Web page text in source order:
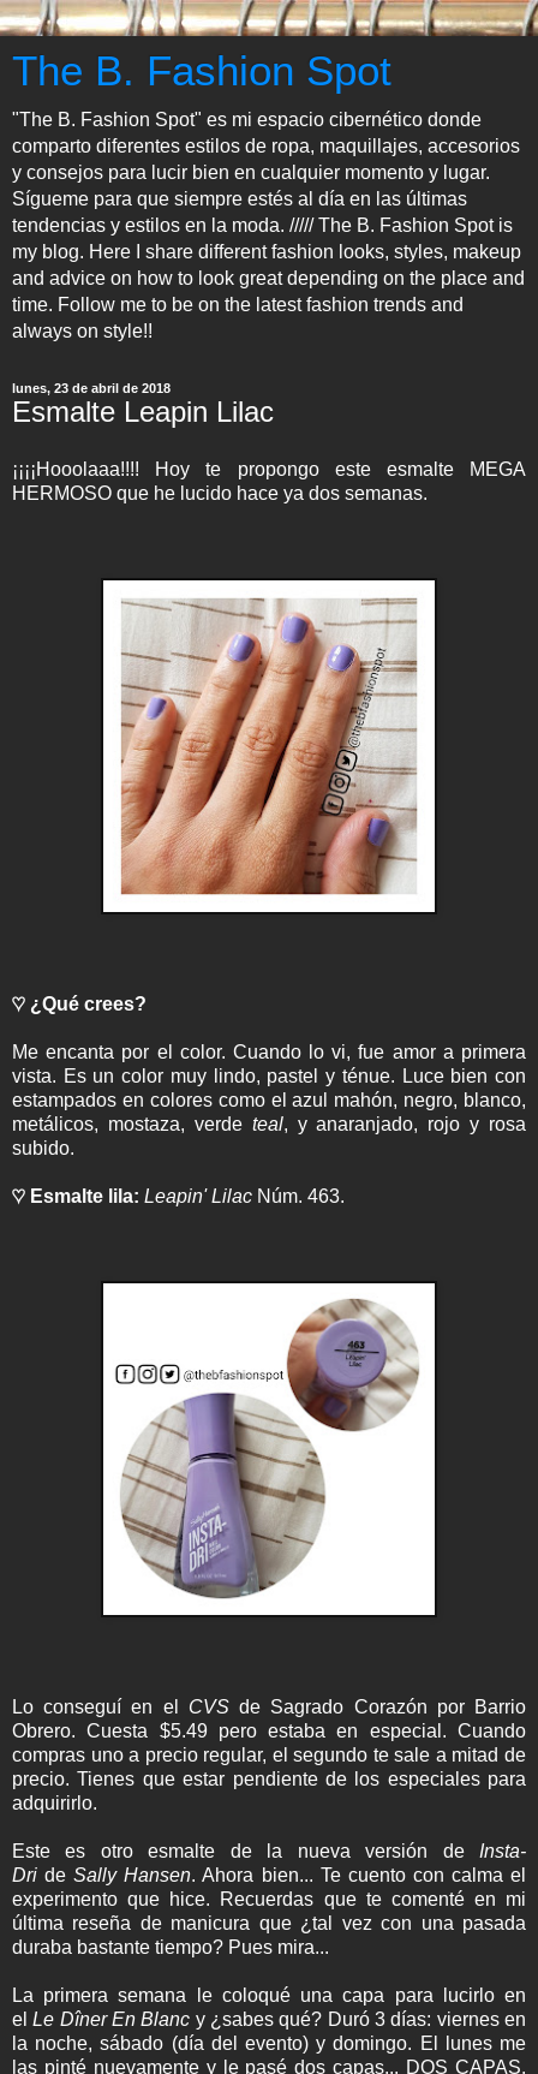
The B. Fashion Spot
"The B. Fashion Spot" es mi espacio cibernético donde
comparto diferentes estilos de ropa, maquillajes, accesorios
y consejos para lucir bien en cualquier momento y lugar.
Sígueme para que siempre estés al día en las últimas
tendencias y estilos en la moda. ///// The B. Fashion Spot is
my blog. Here I share different fashion looks, styles, makeup
and advice on how to look great depending on the place and
time. Follow me to be on the latest fashion trends and
always on style!!
lunes, 23 de abril de 2018
Esmalte Leapin Lilac
¡¡¡¡Hooolaaa!!!! Hoy te propongo este esmalte MEGA
HERMOSO que he lucido hace ya dos semanas.
♡ ¿Qué crees?
Me encanta por el color. Cuando lo vi, fue amor a primera
vista. Es un color muy lindo, pastel y ténue. Luce bien con
estampados en colores como el azul mahón, negro, blanco,
metálicos, mostaza, verde teal, y anaranjado, rojo y rosa
subido.
♡ Esmalte lila: Leapin' Lilac Núm. 463.
Lo conseguí en el CVSde Sagrado Corazón por Barrio
Obrero. Cuesta $5.49 pero estaba en especial. Cuando
compras uno a precio regular, el segundo te sale a mitad de
precio. Tienes que estar pendiente de los especiales para
adquirirlo.
Este es otro esmalte de la nueva versión de Insta-
Dri deSally Hansen. Ahora bien... Te cuento con calma el
experimento que hice. Recuerdas que te comenté en mi
última reseña de manicura que ¿tal vez con una pasada
duraba bastante tiempo? Pues mira...
La primera semana le coloqué una capa para lucirlo en
elLe Dîner En Blanc y ¿sabes qué? Duró 3 días: viernes en
la noche, sábado (día del evento) y domingo. El lunes me
las pinté nuevamente y le pasé dos capas... DOS CAPAS.